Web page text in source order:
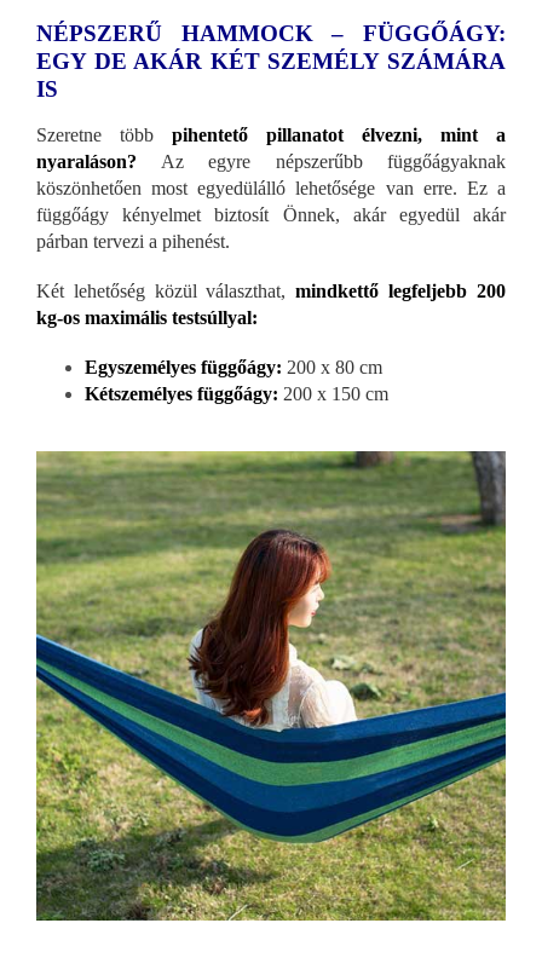
NÉPSZERŰ HAMMOCK – FÜGGŐÁGY:
EGY DE AKÁR KÉT SZEMÉLY SZÁMÁRA
IS
Szeretne több pihentető pillanatot élvezni, mint a
nyaraláson? Az egyre népszerűbb függőágyaknak
köszönhetően most egyedülálló lehetősége van erre. Ez a
függőágy kényelmet biztosít Önnek, akár egyedül akár
párban tervezi a pihenést.
Két lehetőség közül választhat,mindkettő legfeljebb 200
kg-os maximális testsúllyal:
Egyszemélyes függőágy: 200 x 80 cm
Kétszemélyes függőágy: 200 x 150 cm